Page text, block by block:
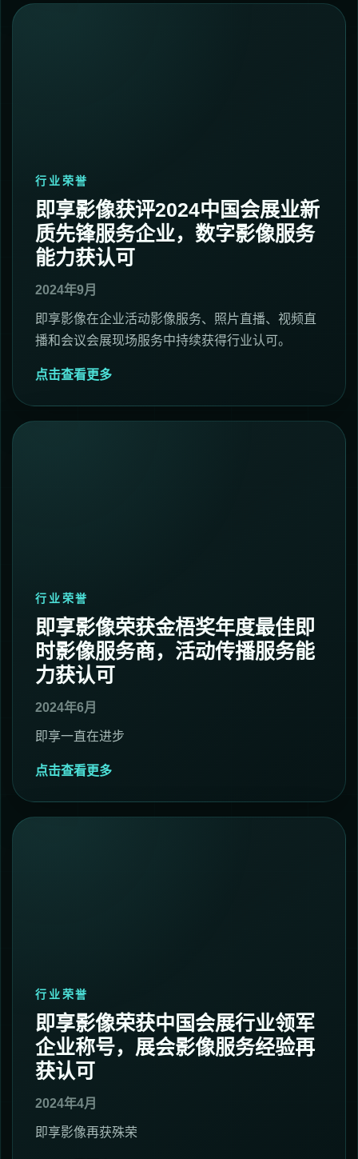
行业荣誉
即享影像获评2024中国会展业新
质先锋服务企业，数字影像服务
能力获认可
2024年9月
即享影像在企业活动影像服务、照片直播、视频直
播和会议会展现场服务中持续获得行业认可。
点击查看更多
行业荣誉
即享影像荣获金梧奖年度最佳即
时影像服务商，活动传播服务能
力获认可
2024年6月
即享一直在进步
点击查看更多
行业荣誉
即享影像荣获中国会展行业领军
企业称号，展会影像服务经验再
获认可
2024年4月
即享影像再获殊荣